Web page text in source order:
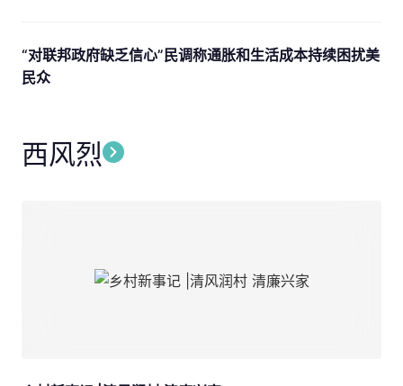
“对联邦政府缺乏信心”民调称通胀和生活成本持续困扰美
民众
西风烈